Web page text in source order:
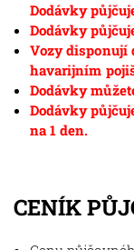
Dodávky
Dodávky
Vozy disponují
havarijním
Dodávky
Dodávky
na 1 den.
CENÍK